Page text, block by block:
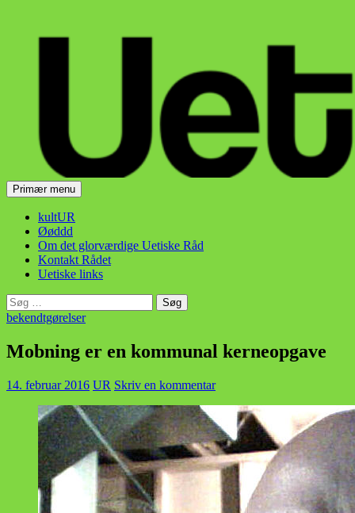
indhold
Uetisk Råd
SøgPrimær menu
kultUR
Øøddd
Om det glorværdige Uetiske Råd
Kontakt Rådet
Uetiske links
Søg
efter:
bekendtgørelser
Mobning er en kommunal kerneopgave
14. februar 2016 UR Skriv en kommentar